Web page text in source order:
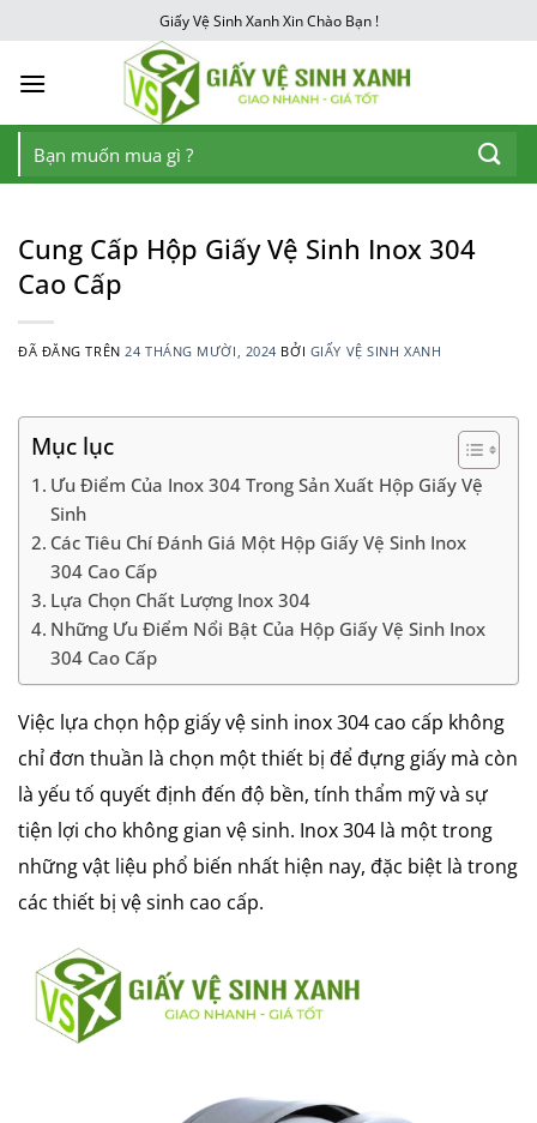
đến
nội
Giấy Vệ Sinh Xanh Xin Chào Bạn !
Tìm
kiếm:
Cung Cấp Hộp Giấy Vệ Sinh Inox 304
Cao Cấp
ĐÃ ĐĂNG TRÊN24 THÁNG MƯỜI, 2024 BỞI GIẤY VỆ SINH XANH
Mục lục
Ưu Điểm Của Inox 304 Trong Sản Xuất Hộp Giấy Vệ
Sinh
Các Tiêu Chí Đánh Giá Một Hộp Giấy Vệ Sinh Inox
304 Cao Cấp
Lựa Chọn Chất Lượng Inox 304
Những Ưu Điểm Nổi Bật Của Hộp Giấy Vệ Sinh Inox
304 Cao Cấp
Việc lựa chọn hộp giấy vệ sinh inox 304 cao cấp không
chỉ đơn thuần là chọn một thiết bị để đựng giấy mà còn
là yếu tố quyết định đến độ bền, tính thẩm mỹ và sự
tiện lợi cho không gian vệ sinh. Inox 304 là một trong
những vật liệu phổ biến nhất hiện nay, đặc biệt là trong
các thiết bị vệ sinh cao cấp.